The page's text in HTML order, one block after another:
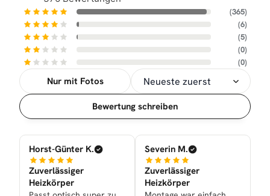
(365)
(6)
(5)
(0)
(0)
Nur mit Fotos
Sortierung
Bewertung schreiben
Horst-Günter K.
Zuverlässiger
Heizkörper
Severin M.
Zuverlässiger
Heizkörper